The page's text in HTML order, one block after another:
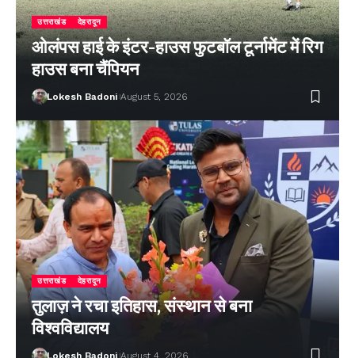
उत्तराखंड देहरादून
ओलंपस हाई के इंटर-हाउस फुटबॉल टूर्नामेंट में रिग
हाउस बना चैंपियन
Lokesh Badoni August 5, 2026
उत्तराखंड देहरादून
तुलाज़ ने रचा इतिहास, संस्थान से बना
विश्वविद्यालय
Lokesh Badoni August 4, 2026